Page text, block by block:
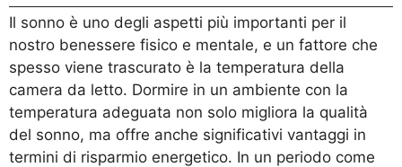
Il sonno è uno degli aspetti più importanti per il
nostro benessere fisico e mentale, e un fattore che
spesso viene trascurato è la temperatura della
camera da letto. Dormire in un ambiente con la
temperatura adeguata non solo migliora la qualità
del sonno, ma offre anche significativi vantaggi in
termini di risparmio energetico. In un periodo come